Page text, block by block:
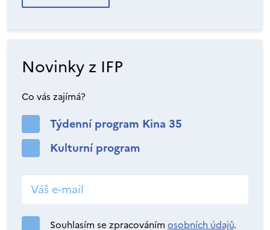
Novinky z IFP
Co vás zajímá?
Týdenní program Kina 35
Kulturní program
Souhlasím se zpracováním osobních údajů.